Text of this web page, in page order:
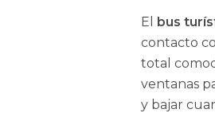
El bus
contacto
total
ventanas
y bajar